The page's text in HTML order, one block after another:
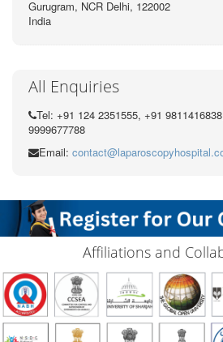
Gurugram, NCR Delhi, 122002
India
All Enquiries
Tel: +91 124 2351555, +91
9999677788
Email:
Affiliations and